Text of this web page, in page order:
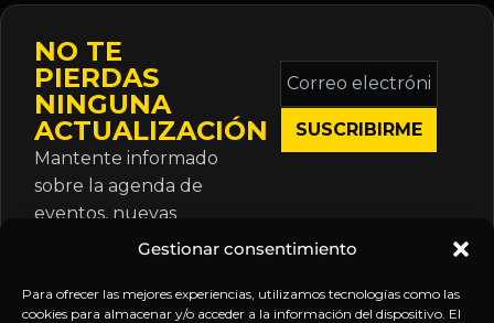
Gestionar consentimiento
Para ofrecer las mejores experiencias, utilizamos tecnologías como las
cookies para almacenar y/o acceder a la información del dispositivo. El
NO TE
PIERDAS
NINGUNA
ACTUALIZACIÓN
Mantente informado
sobre la agenda de
eventos, nuevas
publicaciones y
suscripción.
Correo
electrónico
*